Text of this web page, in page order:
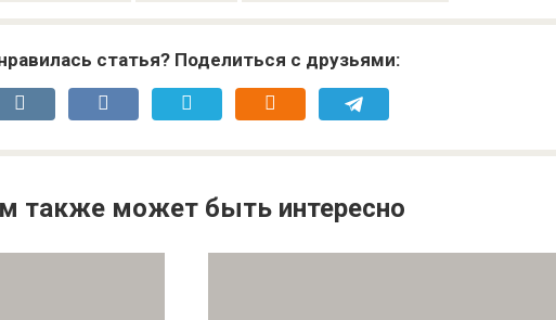
статья? Поделиться с друзьями:
также может быть интересно